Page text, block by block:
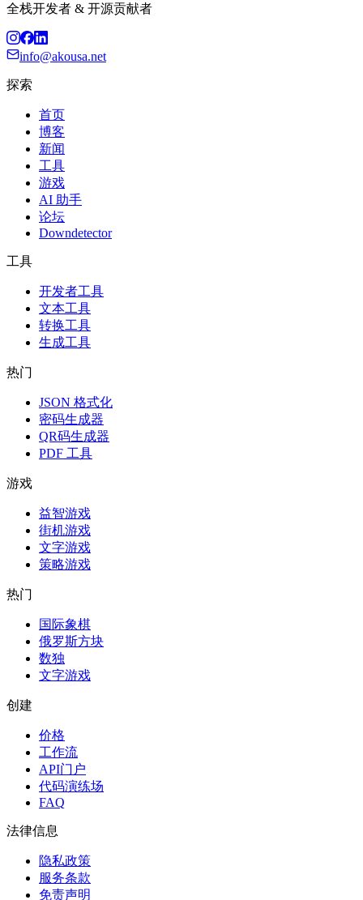
全栈开发者 & 开源贡献者
info@akousa.net
探索
首页
博客
新闻
工具
游戏
AI 助手
论坛
Downdetector
工具
开发者工具
文本工具
转换工具
生成工具
热门
JSON 格式化
密码生成器
QR码生成器
PDF 工具
游戏
益智游戏
街机游戏
文字游戏
策略游戏
热门
国际象棋
俄罗斯方块
数独
文字游戏
创建
价格
工作流
API门户
代码演练场
FAQ
法律信息
隐私政策
服务条款
免责声明